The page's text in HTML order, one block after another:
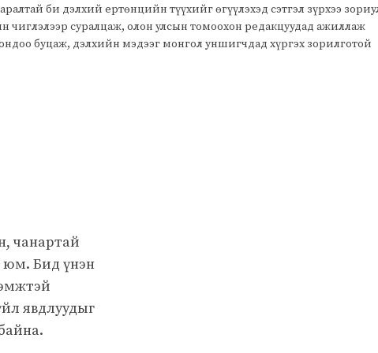
би дэлхий ертөнцийн түүхийг өгүүлэхэд сэтгэл зүрхээ
чиглэлээр суралцаж, олон улсын томоохон редакцуудад ажиллаж
буцаж, дэлхийн мэдээг монгол уншигчдад хүргэх зорилготой
чанартай
юм. Бид үнэн
явдлуудыг